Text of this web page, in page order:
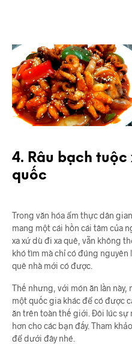
4. Râu bạch
quốc
Trong văn hóa ẩm thực dân
mang một cái hồn cái tâm của
xa xứ dù đi xa quê, vẫn không
khó tìm mà chỉ có đúng nguyên
quê nhà mới có được.
Thế nhưng, với món ăn lần
một quốc gia khác để có được
ăn trên toàn thế giới. Đôi lúc
hơn cho các bạn đấy. Tham
để dưới đây nhé.